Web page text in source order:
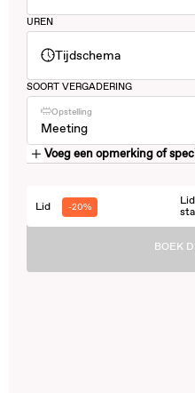
UREN
Tijdschema
SOORT VERGADERING
Opstelling
Meeting
Voeg een opmerking of
Lid -20%
BOEK